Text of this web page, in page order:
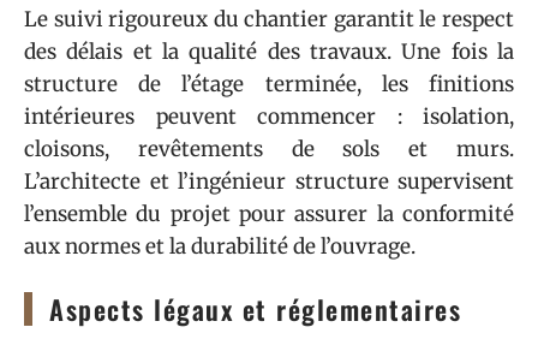
Le suivi rigoureux du chantier garantit le respect
des délais et la qualité des travaux. Une fois la
structure de l’étage terminée, les finitions
intérieures peuvent commencer : isolation,
cloisons, revêtements de sols et murs.
L’architecte et l’ingénieur structure supervisent
l’ensemble du projet pour assurer la conformité
aux normes et la durabilité de l’ouvrage.
Aspects légaux et réglementaires